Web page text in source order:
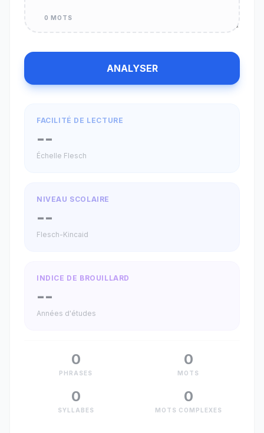
0 MOTS
ANALYSER
FACILITÉ DE LECTURE
--
Échelle Flesch
NIVEAU SCOLAIRE
--
Flesch-Kincaid
INDICE DE BROUILLARD
--
Années d'études
0
PHRASES
0
MOTS
0
SYLLABES
0
MOTS COMPLEXES